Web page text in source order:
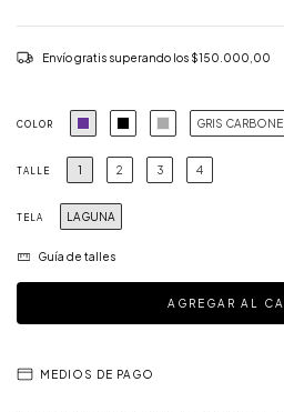
Envío gratis superando los $150.000,00
COLOR GRIS CARBONE
TALLE 1 2 3 4
TELA LAGUNA
Guía de talles
MEDIOS DE PAGO